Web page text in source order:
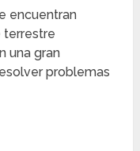
encuentran
terrestre
una gran
problemas